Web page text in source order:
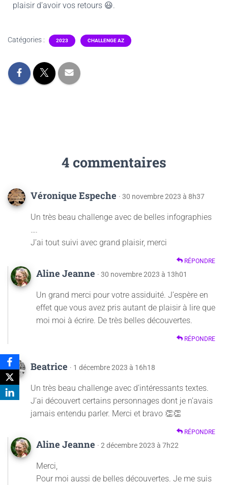
plaisir d’avoir vos retours 😃.
Catégories : 2023 CHALLENGE AZ
4 commentaires
Véronique Espeche · 30 novembre 2023 à 8h37
Un très beau challenge avec de belles infographies
….
J’ai tout suivi avec grand plaisir, merci
RÉPONDRE
Aline Jeanne · 30 novembre 2023 à 13h01
Un grand merci pour votre assiduité. J’espère en
effet que vous avez pris autant de plaisir à lire que
moi moi à écrire. De très belles découvertes.
RÉPONDRE
Beatrice · 1 décembre 2023 à 16h18
Un très beau challenge avec d’intéressants textes.
J’ai découvert certains personnages dont je n’avais
jamais entendu parler. Merci et bravo 👏👏
RÉPONDRE
Aline Jeanne · 2 décembre 2023 à 7h22
Merci,
Pour moi aussi de belles découvertes. Je me suis